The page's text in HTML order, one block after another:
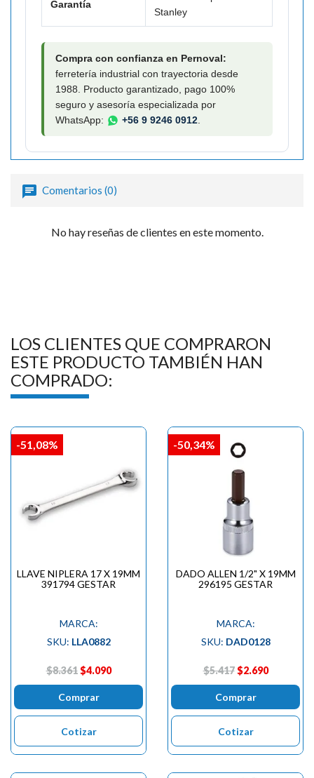
Garantía
Stanley
Compra con confianza en Pernoval:
ferretería industrial con trayectoria desde
1988. Producto garantizado, pago 100%
seguro y asesoría especializada por
WhatsApp:
+56 9 9246 0912
Comentarios (0)
No hay reseñas de clientes en este momento.
LOS CLIENTES QUE COMPRARON
ESTE PRODUCTO TAMBIÉN HAN
COMPRADO:
LLAVE NIPLERA 17 X 19MM
391794 GESTAR
MARCA:
SKU: LLA0882
$8.361 $4.090
Comprar
Cotizar
-51,08%
DADO ALLEN 1/2" X 19MM
296195 GESTAR
MARCA:
SKU: DAD0128
$5.417 $2.690
Comprar
Cotizar
-50,34%